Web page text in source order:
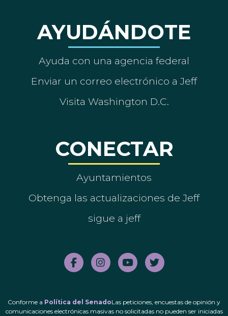
AYUDÁNDOTE
Ayuda con una agencia federal
Enviar un correo electrónico a Jeff
Visita Washington D.C.
CONECTAR
Ayuntamientos
Obtenga las actualizaciones de Jeff
sigue a jeff
Conforme a Política del SenadoLas peticiones, encuestas de opinión y
comunicaciones electrónicas masivas no solicitadas no pueden ser iniciadas